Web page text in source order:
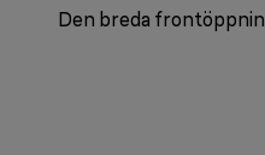
Den breda